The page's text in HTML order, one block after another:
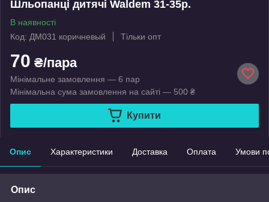
Шльопанці дитячі Waldem 31-35р.
В наявності
Код: ДМ031 коричневый
Тільки опт
70 ₴/пара
Мінімальне замовлення — 6 пар
Мінімальна сума замовлення на сайті — 500 ₴
Купити
Опис Характеристики Доставка Оплата Умови
Опис